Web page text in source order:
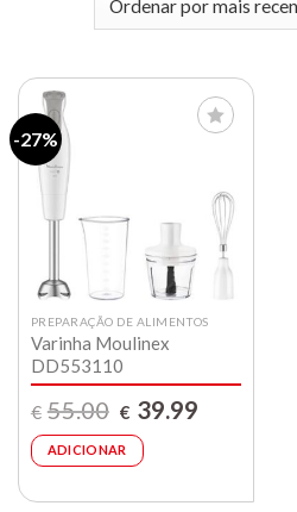
-27%
Lista de
compras
PREPARAÇÃO DE ALIMENTOS
Varinha Moulinex
DD553110
€ 55.00
O
preço
original
era:
€55.00.
€ 39.99O
ADICIONAR